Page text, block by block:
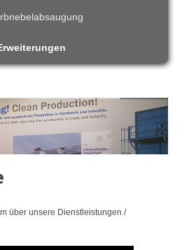
über unsere Dienstleistungen /